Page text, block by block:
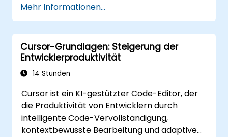
Natürliche Sprache zur Generierung,
Debugging und Optimierung von Code
einzusetzen.
KI-Funktionen für Refaktorierung,
Dokumentation und Testing zu nutzen.
Mehr Informationen...
Cursor-Grundlagen: Steigerung der
Entwicklerproduktivität
14 Stunden
Cursor ist ein KI-gestützter Code-Editor, der
die Produktivität von Entwicklern durch
intelligente Code-Vervollständigung,
kontextbewusste Bearbeitung und adaptive